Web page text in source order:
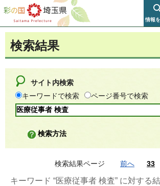
彩の国 埼玉県
情報
検索結果
サイト内検索
キーワードで検索
ページ番号で検索
検索方法
検索結果ページ 前へ 33
キーワード “医療従事者 検査” に対する